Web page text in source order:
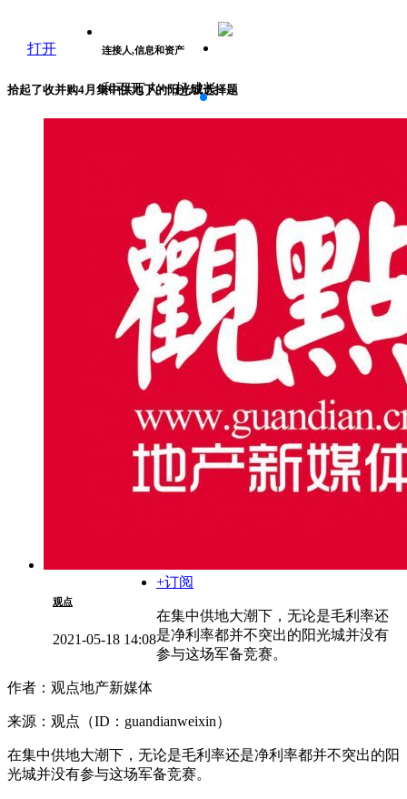
连接人,信息和资产
和百万人一起成长
拾起了收并购4月集中供地下的阳光城选择题
观点
2021-05-18 14:08
+订阅
在集中供地大潮下，无论是毛利率还
是净利率都并不突出的阳光城并没有
参与这场军备竞赛。
作者：观点地产新媒体
来源：观点（ID：guandianweixin）
在集中供地大潮下，无论是毛利率还是净利率都并不突出的阳
光城并没有参与这场军备竞赛。